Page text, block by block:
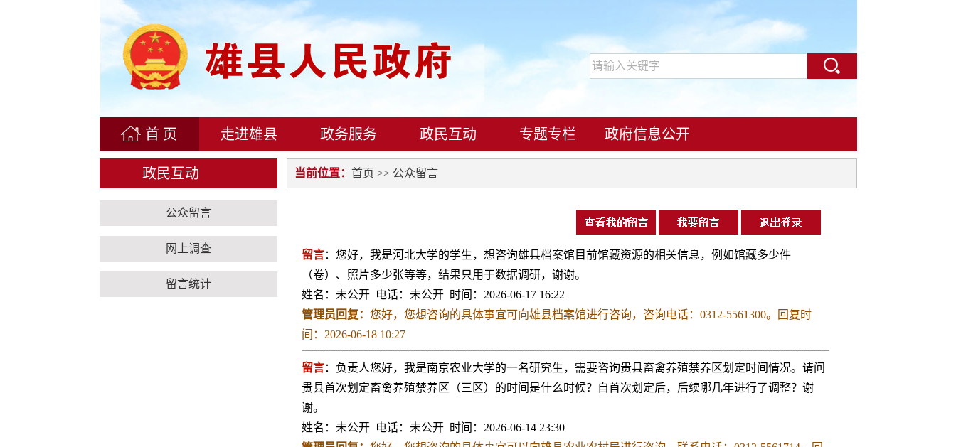
首 页 走进雄县 政务服务 政民互动 专题专栏 政府信息公开
政民互动
公众留言
网上调查
留言统计
当前位置： 首页 >> 公众留言
留言：您好，我是河北大学的学生，想咨询雄县档案馆目前馆藏资源的相关信息，例如馆藏多少件
（卷）、照片多少张等等，结果只用于数据调研，谢谢。
姓名：未公开 电话：未公开 时间：2026-06-17 16:22
管理员回复： 您好，您想咨询的具体事宜可向雄县档案馆进行咨询，咨询电话：0312-5561300。回复时
间：2026-06-18 10:27
留言：负责人您好，我是南京农业大学的一名研究生，需要咨询贵县畜禽养殖禁养区划定时间情况。请问
贵县首次划定畜禽养殖禁养区（三区）的时间是什么时候？自首次划定后，后续哪几年进行了调整？谢
谢。
姓名：未公开 电话：未公开 时间：2026-06-14 23:30